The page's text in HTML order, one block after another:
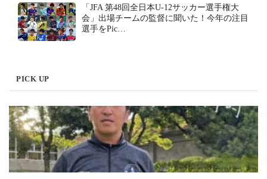
「JFA 第48回全日本U-12サッカー選手権大
会」出場チームの監督に聞いた！今年の注目
選手をPic…
PICK UP